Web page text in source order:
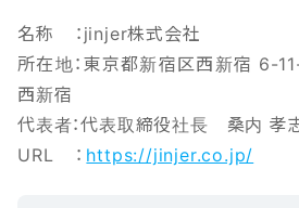
名称 ：jinjer株式会社
所在地：東京都新宿区西新宿 6-
西新宿
代表者：代表取締役社長 桑内 孝
URL ： https://jinjer.co.jp/